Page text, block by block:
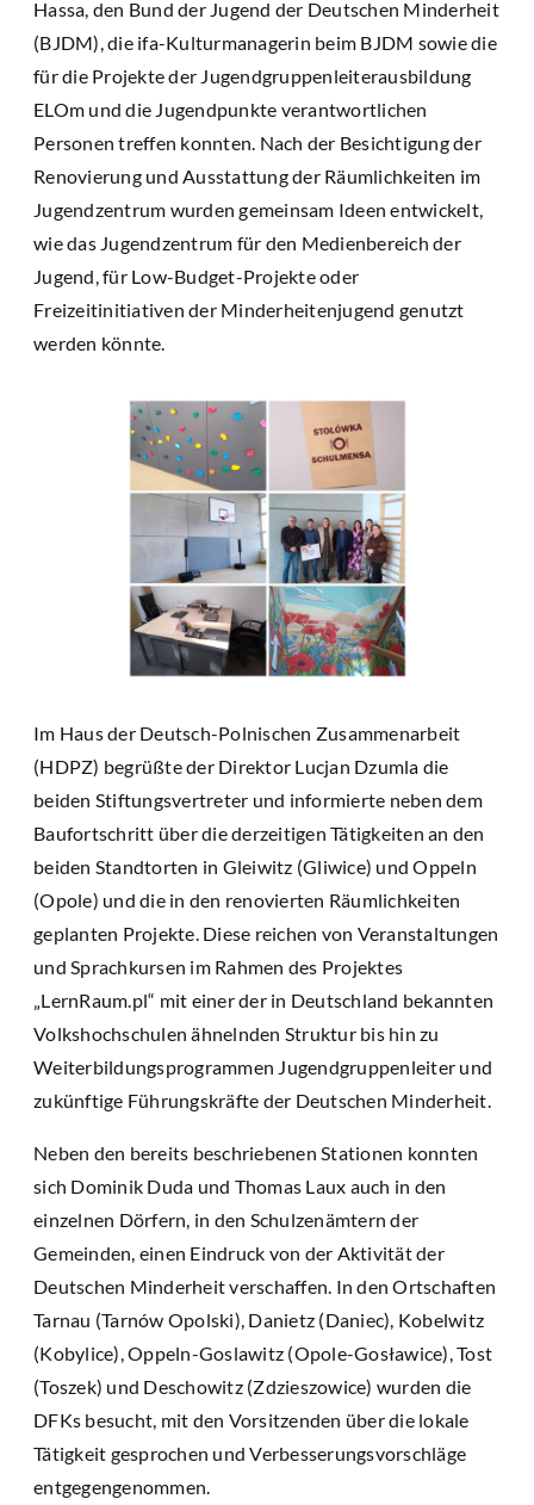
Hassa, den Bund der Jugend der Deutschen Minderheit
(BJDM), die ifa-Kulturmanagerin beim BJDM sowie die
für die Projekte der Jugendgruppenleiterausbildung
ELOm und die Jugendpunkte verantwortlichen
Personen treffen konnten. Nach der Besichtigung der
Renovierung und Ausstattung der Räumlichkeiten im
Jugendzentrum wurden gemeinsam Ideen entwickelt,
wie das Jugendzentrum für den Medienbereich der
Jugend, für Low-Budget-Projekte oder
Freizeitinitiativen der Minderheitenjugend genutzt
werden könnte.
Im Haus der Deutsch-Polnischen Zusammenarbeit
(HDPZ) begrüßte der Direktor Lucjan Dzumla die
beiden Stiftungsvertreter und informierte neben dem
Baufortschritt über die derzeitigen Tätigkeiten an den
beiden Standtorten in Gleiwitz (Gliwice) und Oppeln
(Opole) und die in den renovierten Räumlichkeiten
geplanten Projekte. Diese reichen von Veranstaltungen
und Sprachkursen im Rahmen des Projektes
„LernRaum.pl“ mit einer der in Deutschland bekannten
Volkshochschulen ähnelnden Struktur bis hin zu
Weiterbildungsprogrammen Jugendgruppenleiter und
zukünftige Führungskräfte der Deutschen Minderheit.
Neben den bereits beschriebenen Stationen konnten
sich Dominik Duda und Thomas Laux auch in den
einzelnen Dörfern, in den Schulzenämtern der
Gemeinden, einen Eindruck von der Aktivität der
Deutschen Minderheit verschaffen. In den Ortschaften
Tarnau (Tarnów Opolski), Danietz (Daniec), Kobelwitz
(Kobylice), Oppeln-Goslawitz (Opole-Gosławice), Tost
(Toszek) und Deschowitz (Zdzieszowice) wurden die
DFKs besucht, mit den Vorsitzenden über die lokale
Tätigkeit gesprochen und Verbesserungsvorschläge
entgegengenommen.